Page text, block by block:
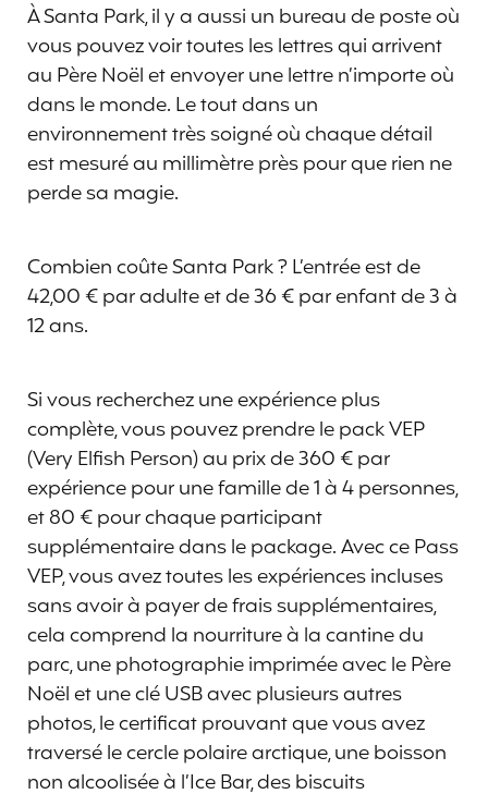
À Santa Park, il y a aussi un bureau de poste où
vous pouvez voir toutes les lettres qui arrivent
au Père Noël et envoyer une lettre n’importe où
dans le monde. Le tout dans un
environnement très soigné où chaque détail
est mesuré au millimètre près pour que rien ne
perde sa magie.
Combien coûte Santa Park ? L’entrée est de
42,00 € par adulte et de 36 € par enfant de 3 à
12 ans.
Si vous recherchez une expérience plus
complète, vous pouvez prendre le pack VEP
(Very Elfish Person) au prix de 360 ​​€ par
expérience pour une famille de 1 à 4 personnes,
et 80 € pour chaque participant
supplémentaire dans le package. Avec ce Pass
VEP, vous avez toutes les expériences incluses
sans avoir à payer de frais supplémentaires,
cela comprend la nourriture à la cantine du
parc, une photographie imprimée avec le Père
Noël et une clé USB avec plusieurs autres
photos, le certificat prouvant que vous avez
traversé le cercle polaire arctique, une boisson
non alcoolisée à l’Ice Bar, des biscuits